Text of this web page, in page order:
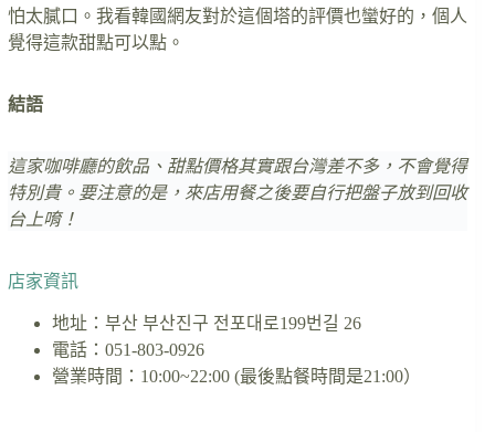
怕太膩口。我看韓國網友對於這個塔的評價也蠻好的，個人
覺得這款甜點可以點。
結語
這家咖啡廳的飲品、甜點價格其實跟台灣差不多，不會覺得
特別貴。要注意的是，來店用餐之後要自行把盤子放到回收
台上唷！
店家資訊
地址：부산 부산진구 전포대로199번길 26
電話：051-803-0926
營業時間：10:00~22:00 (最後點餐時間是21:00）